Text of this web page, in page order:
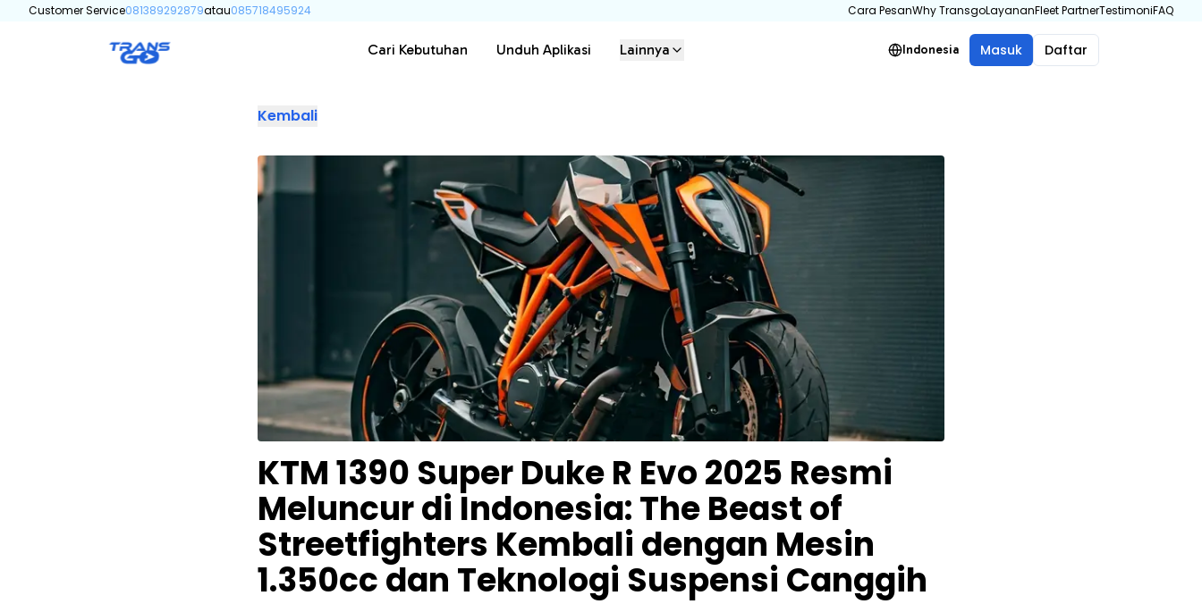
Customer Service081389292879atau085718495924 Cara PesanWhy TransgoLayananFleet PartnerTestimoniFAQ
Cari Kebutuhan Unduh Aplikasi Lainnya Indonesia Masuk Daftar
Kembali
KTM 1390 Super Duke R Evo 2025 Resmi
Meluncur di Indonesia: The Beast of
Streetfighters Kembali dengan Mesin
1.350cc dan Teknologi Suspensi Canggih